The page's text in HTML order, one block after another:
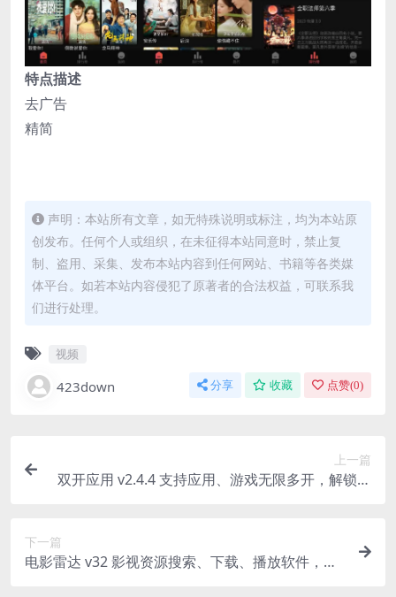
特点描述
去广告
精简
声明：本站所有文章，如无特殊说明或标注，均为本站原
创发布。任何个人或组织，在未征得本站同意时，禁止复
制、盗用、采集、发布本站内容到任何网站、书籍等各类媒
体平台。如若本站内容侵犯了原著者的合法权益，可联系我
们进行处理。
视频
423down 分享 收藏 点赞(0)
上一篇
双开应用 v2.4.4 支持应用、游戏无限多开，解锁会
下一篇
电影雷达 v32 影视资源搜索、下载、播放软件，解